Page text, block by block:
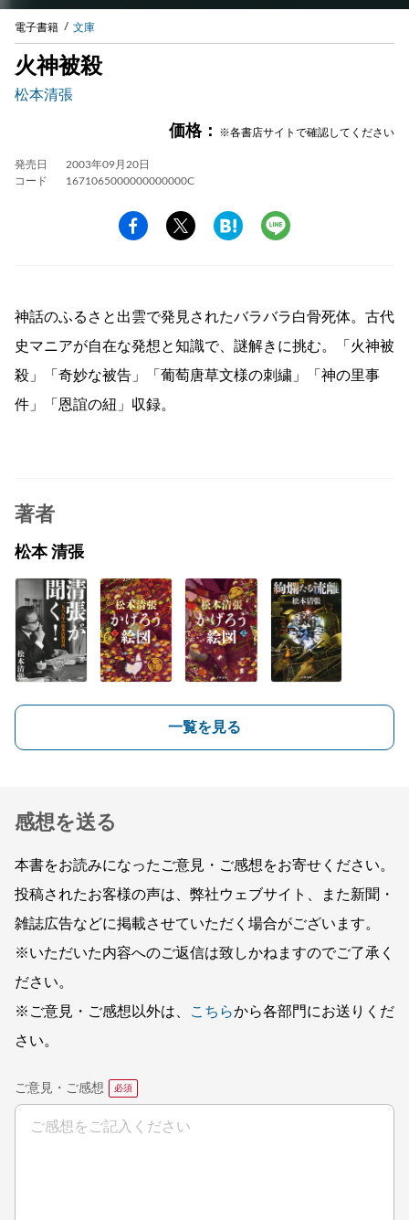
電子書籍 文庫
火神被殺
松本清張
価格： ※各書店サイトで確認してください
発売日
2003年09月20日
コード
1671065000000000000C
神話のふるさと出雲で発見されたバラバラ白骨死体。古代
史マニアが自在な発想と知識で、謎解きに挑む。「火神被
殺」「奇妙な被告」「葡萄唐草文様の刺繍」「神の里事
件」「恩誼の紐」収録。
著者
松本 清張
一覧を見る
感想を送る
本書をお読みになったご意見・ご感想をお寄せください。
投稿されたお客様の声は、弊社ウェブサイト、また新聞・
雑誌広告などに掲載させていただく場合がございます。
※いただいた内容へのご返信は致しかねますのでご了承く
ださい。
※ご意見・ご感想以外は、
こちらから各部門にお送りくだ
さい。
ご意見・ご感想